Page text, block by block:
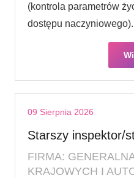
(kontrola parametrów
dostępu
09 Sierpnia 2026
Starszy inspektor/
FIRMA:
KRAJOWYCH I